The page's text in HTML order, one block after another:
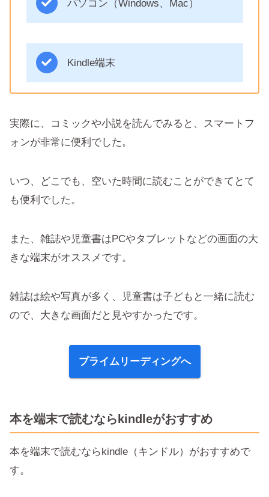
パソコン（Windows、Mac）
Kindle端末
実際に、コミックや小説を読んでみると、スマートフ
ォンが非常に便利でした。
いつ、どこでも、空いた時間に読むことができてとて
も便利でした。
また、雑誌や児童書はPCやタブレットなどの画面の大
きな端末がオススメです。
雑誌は絵や写真が多く、児童書は子どもと一緒に読む
ので、大きな画面だと見やすかったです。
プライムリーディングへ
本を端末で読むならkindleがおすすめ
本を端末で読むならkindle（キンドル）がおすすめで
す。